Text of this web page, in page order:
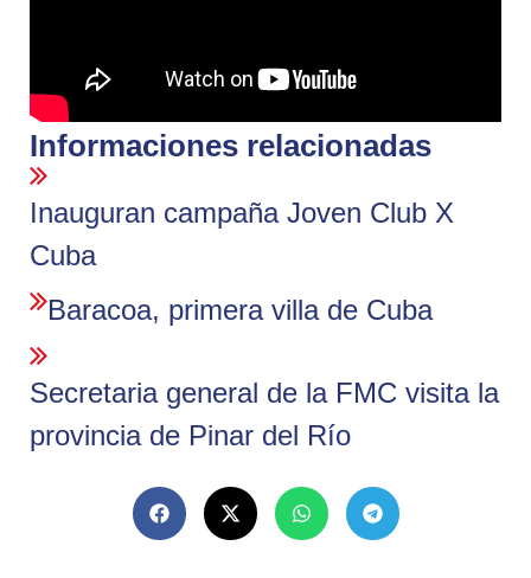
Informaciones relacionadas
Inauguran campaña Joven Club X
Cuba
Baracoa, primera villa de Cuba
Secretaria general de la FMC visita la
provincia de Pinar del Río